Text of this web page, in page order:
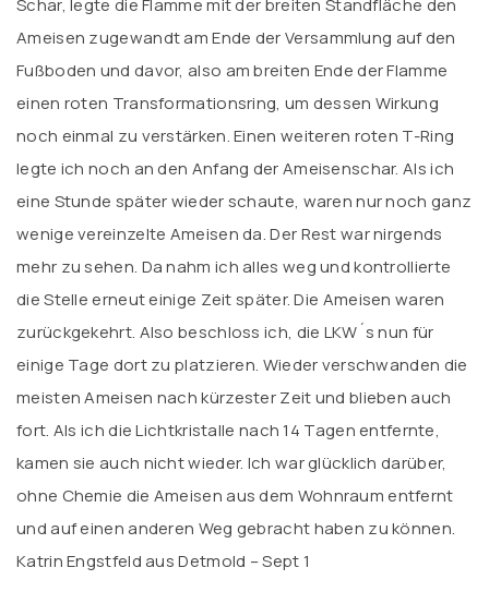
Schar, legte die Flamme mit der breiten Standfläche den
Ameisen zugewandt am Ende der Versammlung auf den
Fußboden und davor, also am breiten Ende der Flamme
einen roten Transformationsring, um dessen Wirkung
noch einmal zu verstärken. Einen weiteren roten T-Ring
legte ich noch an den Anfang der Ameisenschar. Als ich
eine Stunde später wieder schaute, waren nur noch ganz
wenige vereinzelte Ameisen da. Der Rest war nirgends
mehr zu sehen. Da nahm ich alles weg und kontrollierte
die Stelle erneut einige Zeit später. Die Ameisen waren
zurückgekehrt. Also beschloss ich, die LKW´s nun für
einige Tage dort zu platzieren. Wieder verschwanden die
meisten Ameisen nach kürzester Zeit und blieben auch
fort. Als ich die Lichtkristalle nach 14 Tagen entfernte,
kamen sie auch nicht wieder. Ich war glücklich darüber,
ohne Chemie die Ameisen aus dem Wohnraum entfernt
und auf einen anderen Weg gebracht haben zu können.
Katrin Engstfeld aus Detmold – Sept 1